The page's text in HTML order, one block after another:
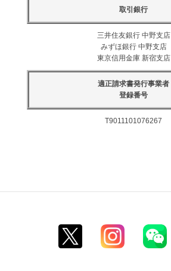
取引銀行
三井住友銀行 中野支店
みずほ銀行 中野支店
東京信用金庫 新宿支店
適正請求書発行事業者
登録番号
T9011101076267